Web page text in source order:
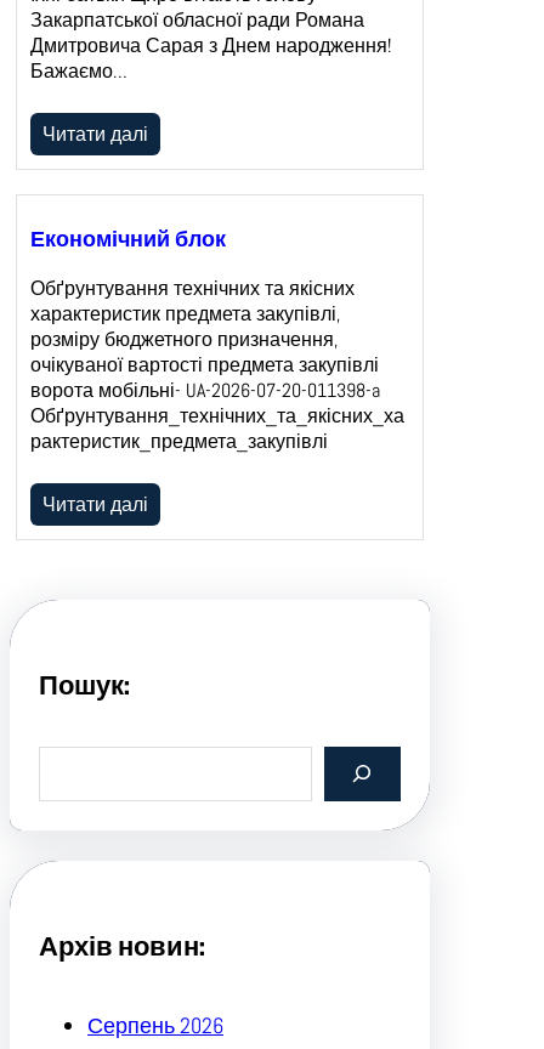
Закарпатської обласної ради Романа
Дмитровича Сарая з Днем народження!
Бажаємо…
Читати далі
Економічний блок
Обґрунтування технічних та якісних
характеристик предмета закупівлі,
розміру бюджетного призначення,
очікуваної вартості предмета закупівлі
ворота мобільні- UA-2026-07-20-011398-a
Обґрунтування_технічних_та_якісних_ха
рактеристик_предмета_закупівлі
Читати далі
Пошук:
a
c
Архів новин:
Серпень 2026